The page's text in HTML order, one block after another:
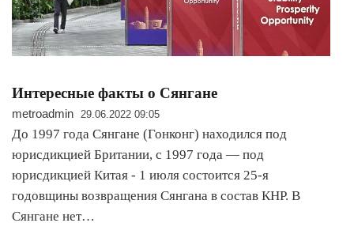
Интересные факты о Сянгане
metroadmin 29.06.2022 09:05
До 1997 года Сянгане (Гонконг) находился под
юрисдикцией Британии, с 1997 года — под
юрисдикцией Китая - 1 июля состоится 25-я
годовщины возвращения Сянгана в состав КНР. В
Сянгане нет…